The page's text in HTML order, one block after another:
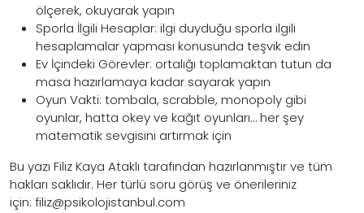
ölçerek, okuyarak yapın
Sporla İlgili Hesaplar: ilgi duyduğu sporla ilgili
hesaplamalar yapması konusunda teşvik edin
Ev İçindeki Görevler: ortalığı toplamaktan tutun da
masa hazırlamaya kadar sayarak yapın
Oyun Vakti: tombala, scrabble, monopoly gibi
oyunlar, hatta okey ve kağıt oyunları… her şey
matematik sevgisini artırmak için
Bu yazı Filiz Kaya Ataklı tarafından hazırlanmıştır ve tüm
hakları saklıdır. Her türlü soru görüş ve önerileriniz
için: filiz@psikolojistanbul.com